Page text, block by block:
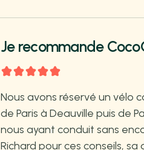
Je recommande
Nous avons réservé un vélo
de Paris à Deauville puis de
nous ayant conduit sans
Richard pour ces conseils,